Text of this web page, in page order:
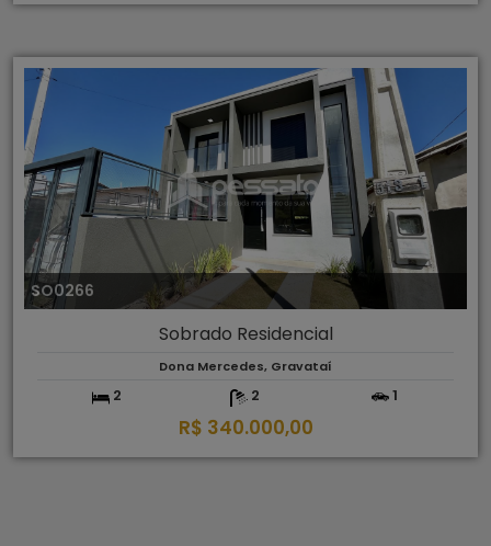
SO0266
Sobrado Residencial
Dona Mercedes, Gravataí
2 2 1
R$ 340.000,00